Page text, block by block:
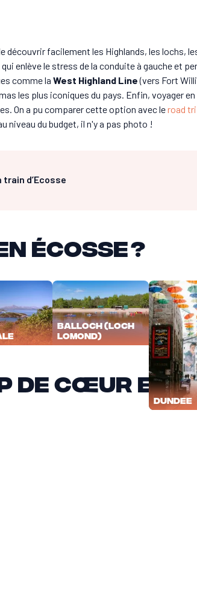
découvrir facilement les Highlands, les lochs,
enlève le stress de la conduite à gauche et
comme la West Highland Line(vers Fort
les plus iconiques du pays. Enfin, voyager
On a pu comparer cette option avec leroad
niveau du budget, il n'y a pas photo !
d’Ecosse
Écosse ?
Balloch (Loch
Lomond)
Dundee
de cœur en